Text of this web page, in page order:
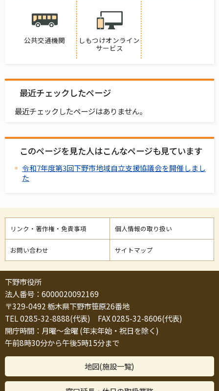
公共交通機関
しもつけオンライン
サービス
最近チェックしたページ
最近チェックしたページはありません。
このページを見た人はこんなページも見ています
令和7年度第3回下野市地域自立支援協議会を開催しまし
た
リンク・著作権・免責事項 個人情報の取り扱い
お問い合わせ サイトマップ
下野市役所
法人番号：6000020092169
〒329-0492 栃木県下野市笹原26番地
TEL 0285-32-8888(代表) FAX 0285-32-8606(代表)
開庁時間：月曜～金曜 (年末年始・祝日を除く)
午前8時30分から午後5時15分まで
地図(施設一覧)